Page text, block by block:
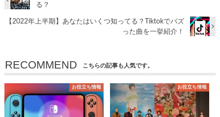
る？
【2022年上半期】あなたはいくつ知ってる？Tiktokでバズ
った曲を一挙紹介！
RECOMMEND こちらの記事も人気です。
お役立ち情報 お役立ち情報